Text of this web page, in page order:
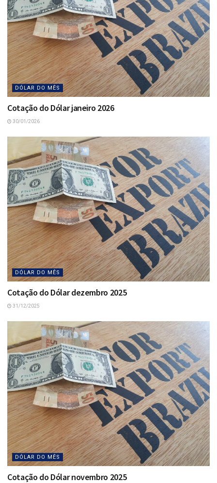
DÓLAR DO MÊS
Cotação do Dólar janeiro 2026
30/01/2026
DÓLAR DO MÊS
Cotação do Dólar dezembro 2025
31/12/2025
DÓLAR DO MÊS
Cotação do Dólar novembro 2025